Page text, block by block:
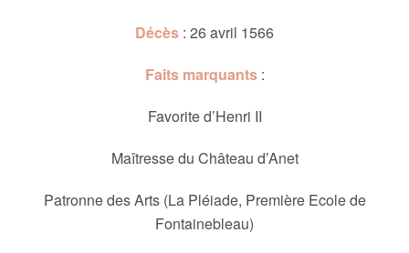
Décès : 26 avril 1566
Faits marquants:
Favorite d’Henri II
Maîtresse du Château d’Anet
Patronne des Arts (La Pléiade, Première Ecole de
Fontainebleau)